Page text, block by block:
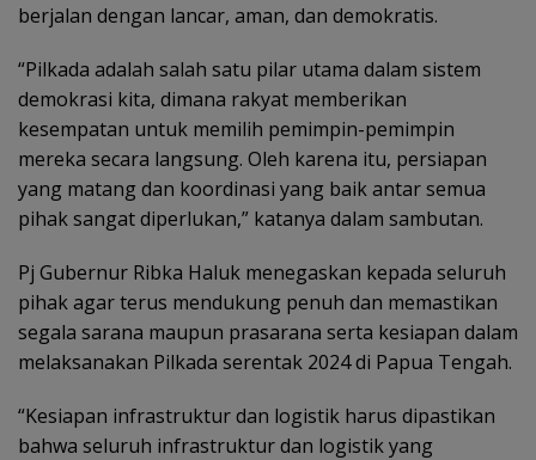
berjalan dengan lancar, aman, dan demokratis.
“Pilkada adalah salah satu pilar utama dalam sistem
demokrasi kita, dimana rakyat memberikan
kesempatan untuk memilih pemimpin-pemimpin
mereka secara langsung. Oleh karena itu, persiapan
yang matang dan koordinasi yang baik antar semua
pihak sangat diperlukan,” katanya dalam sambutan.
Pj Gubernur Ribka Haluk menegaskan kepada seluruh
pihak agar terus mendukung penuh dan memastikan
segala sarana maupun prasarana serta kesiapan dalam
melaksanakan Pilkada serentak 2024 di Papua Tengah.
“Kesiapan infrastruktur dan logistik harus dipastikan
bahwa seluruh infrastruktur dan logistik yang